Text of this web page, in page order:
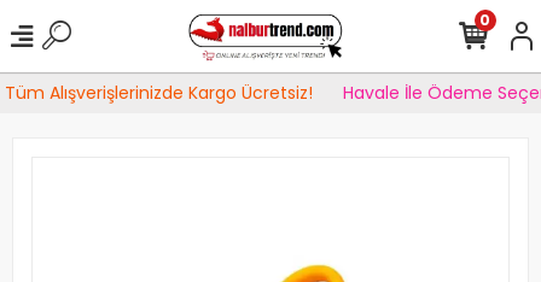
Alışverişlerinizde Kargo Ücretsiz! Havale İle Ödeme
0